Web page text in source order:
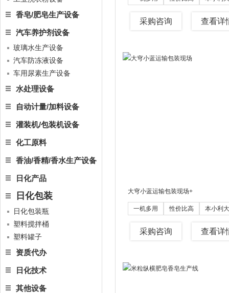
香皂/肥皂生产设备
汽车养护剂设备
玻璃水生产设备
汽车防冻液设备
车用尿素生产设备
水处理设备
自动计量/加料设备
灌装机/包装机设备
化工原料
香油/香精/香水生产设备
日化产品
日化包装
日化包装瓶
塑料搅拌桶
塑料罐子
资质代办
日化技术
其他设备
采购咨询 查看详
大穹小蓝运输包装现场+
一机多用 性价比高 本小利大
采购咨询 查看详